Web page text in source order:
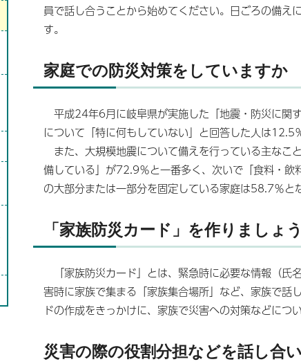
員で話し合うことから始めてください。日ごろの備え
す。
家庭での防災対策をしていますか
平成24年6月に岐阜県が実施した「地震・防災に関
について「特に何もしていない」と回答した人は12.5
また、大規模地震について備えを行っている主なこ
備している」が72.9％と一番多く、次いで「食料・
の大部分または一部分を固定している家庭は58.7％と
「家族防災カード」を作りましょう
「家族防災カード」とは、緊急時に必要な情報（氏
害時に家族で集まる「家族集合場所」など、家族で話
ドの作成をきっかけに、家族で災害への対策などにつ
災害の際の役割分担などを話し合